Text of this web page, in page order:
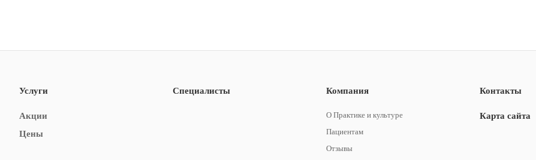
Услуги
Акции
Цены
Специалисты Компания
О Практике и культуре
Пациентам
Отзывы
Контакты
Карта сайта